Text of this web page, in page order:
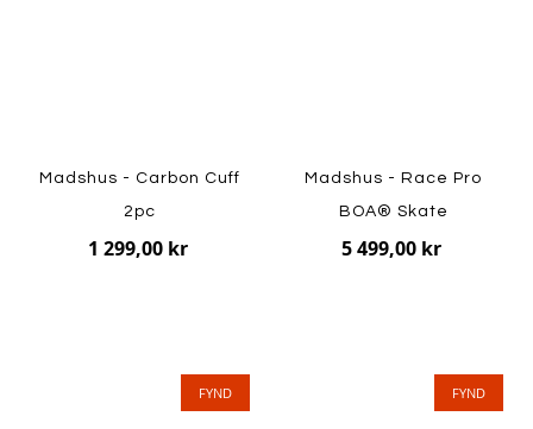
Madshus - Carbon Cuff
2pc
1 299,00 kr
Madshus - Race Pro
BOA® Skate
5 499,00 kr
FYND FYND